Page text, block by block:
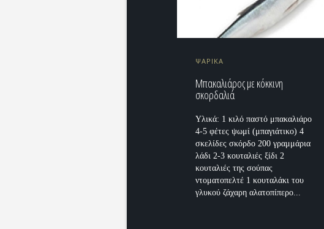
ΨΑΡΙΚΑ
Μπακαλιάρος με κόκκινη
σκορδαλιά
Υλικά: 1 κιλό παστό μπακαλιάρο
4-5 φέτες ψωμί (μπαγιάτικο) 4
σκελίδες σκόρδο 200 γραμμάρια
λάδι 2-3 κουταλιές ξίδι 2
κουταλιές της σούπας
ντοματοπελτέ 1 κουταλάκι του
γλυκού ζάχαρη αλατοπίπερο...